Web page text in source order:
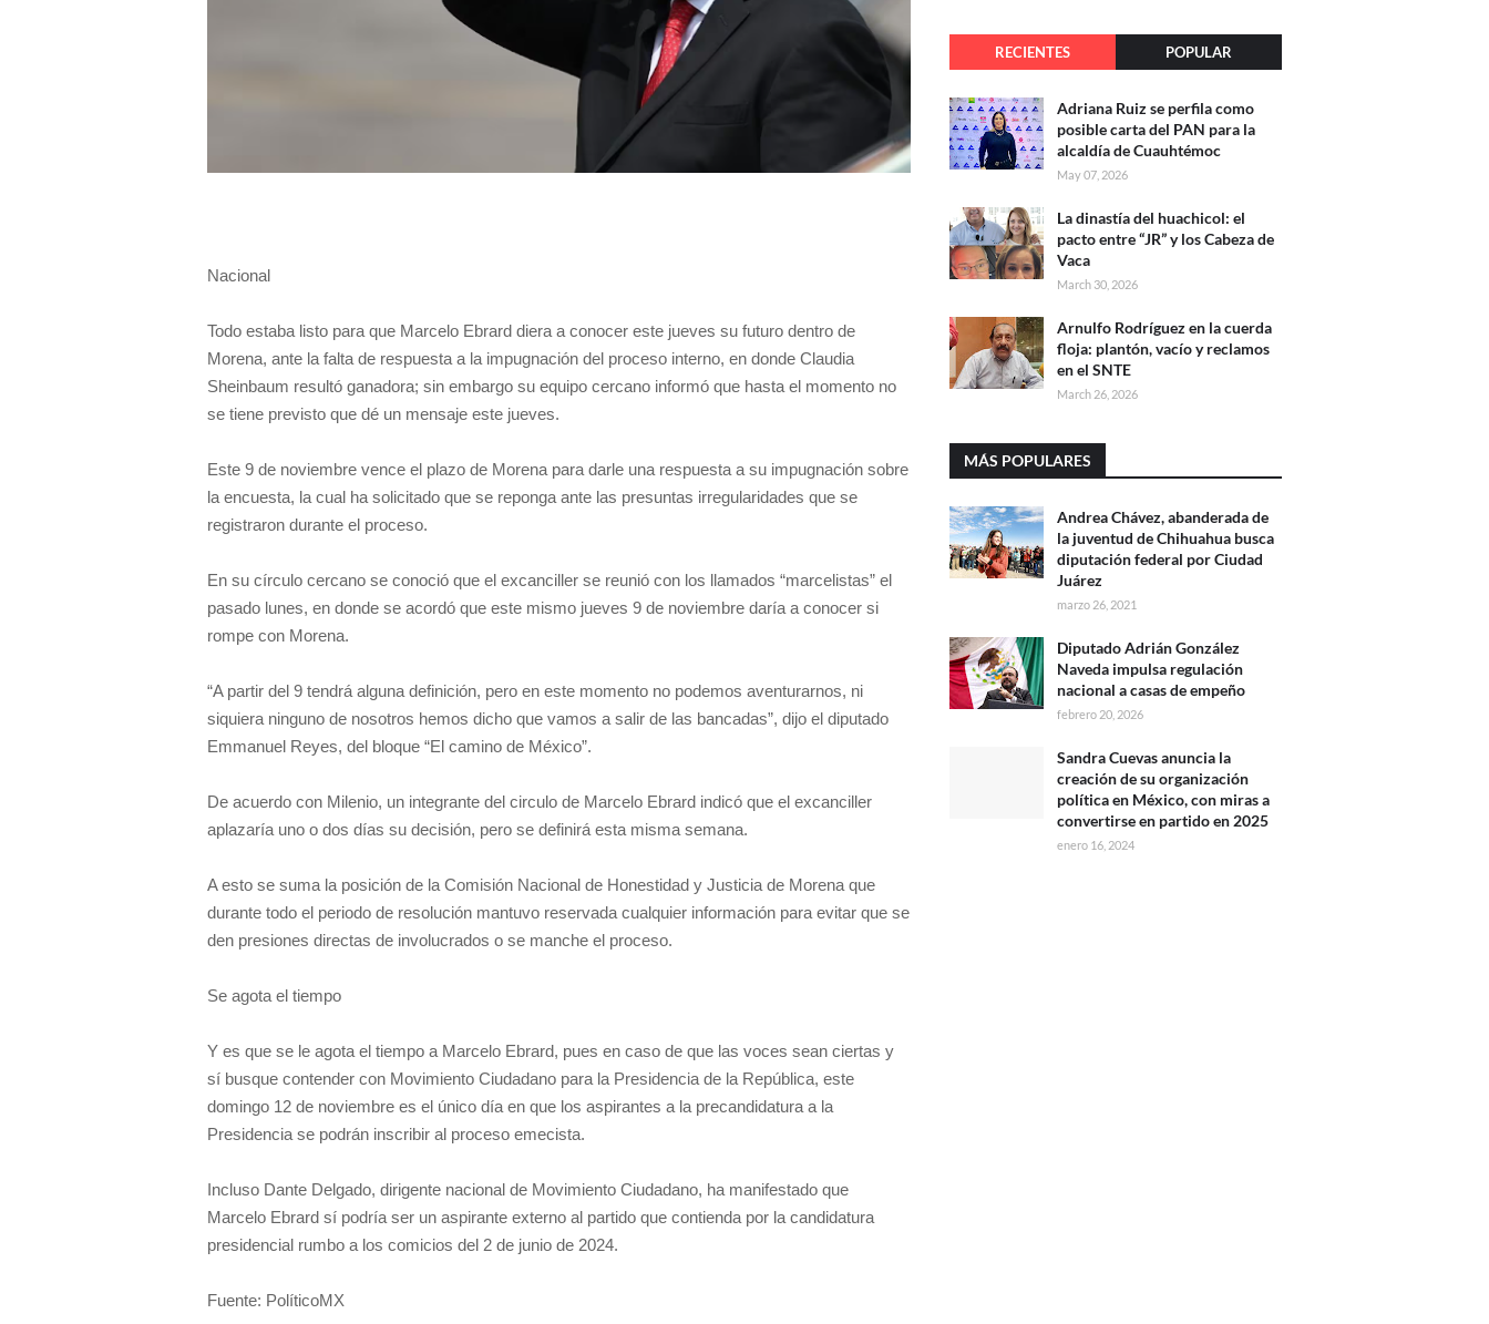
Nacional
Todo estaba listo para que Marcelo Ebrard diera a conocer este jueves su futuro dentro de
Morena, ante la falta de respuesta a la impugnación del proceso interno, en donde Claudia
Sheinbaum resultó ganadora; sin embargo su equipo cercano informó que hasta el momento no
se tiene previsto que dé un mensaje este jueves.
Este 9 de noviembre vence el plazo de Morena para darle una respuesta a su impugnación sobre
la encuesta, la cual ha solicitado que se reponga ante las presuntas irregularidades que se
registraron durante el proceso.
En su círculo cercano se conoció que el excanciller se reunió con los llamados “marcelistas” el
pasado lunes, en donde se acordó que este mismo jueves 9 de noviembre daría a conocer si
rompe con Morena.
“A partir del 9 tendrá alguna definición, pero en este momento no podemos aventurarnos, ni
siquiera ninguno de nosotros hemos dicho que vamos a salir de las bancadas”, dijo el diputado
Emmanuel Reyes, del bloque “El camino de México”.
De acuerdo con Milenio, un integrante del circulo de Marcelo Ebrard indicó que el excanciller
aplazaría uno o dos días su decisión, pero se definirá esta misma semana.
A esto se suma la posición de la Comisión Nacional de Honestidad y Justicia de Morena que
durante todo el periodo de resolución mantuvo reservada cualquier información para evitar que se
den presiones directas de involucrados o se manche el proceso.
Se agota el tiempo
Y es que se le agota el tiempo a Marcelo Ebrard, pues en caso de que las voces sean ciertas y
sí busque contender con Movimiento Ciudadano para la Presidencia de la República, este
domingo 12 de noviembre es el único día en que los aspirantes a la precandidatura a la
Presidencia se podrán inscribir al proceso emecista.
Incluso Dante Delgado, dirigente nacional de Movimiento Ciudadano, ha manifestado que
Marcelo Ebrard sí podría ser un aspirante externo al partido que contienda por la candidatura
presidencial rumbo a los comicios del 2 de junio de 2024.
Fuente: PolíticoMX
RECIENTES POPULAR
Adriana Ruiz se perfila como
posible carta del PAN para la
alcaldía de Cuauhtémoc
May 07, 2026
La dinastía del huachicol: el
pacto entre “JR” y los Cabeza de
Vaca
March 30, 2026
Arnulfo Rodríguez en la cuerda
floja: plantón, vacío y reclamos
en el SNTE
March 26, 2026
MÁS POPULARES
Andrea Chávez, abanderada de
la juventud de Chihuahua busca
diputación federal por Ciudad
Juárez
marzo 26, 2021
Diputado Adrián González
Naveda impulsa regulación
nacional a casas de empeño
febrero 20, 2026
Sandra Cuevas anuncia la
creación de su organización
política en México, con miras a
convertirse en partido en 2025
enero 16, 2024